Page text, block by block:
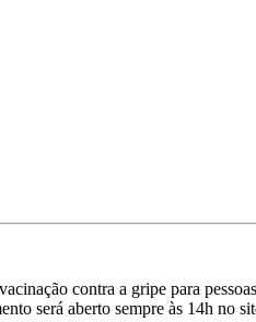
contra a gripe para
será aberto sempre às 14h no